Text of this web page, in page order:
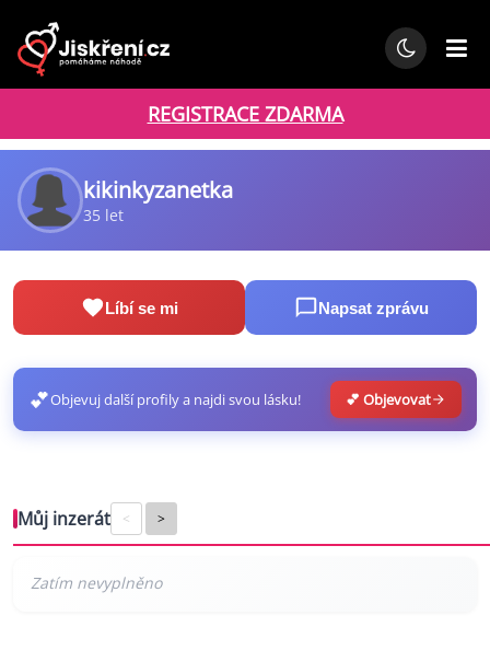
REGISTRACE ZDARMA
kikinkyzanetka
35 let
Líbí se mi Napsat zprávu
💕Objevuj další profily a najdi svou lásku! 💕 Objevovat
Můj inzerát < >